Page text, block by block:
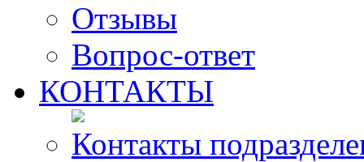
Отзывы
Вопрос-ответ
КОНТАКТЫ
Контакты